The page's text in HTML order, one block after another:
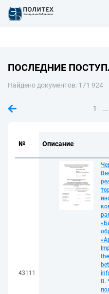
ПОСЛЕДНИЕ
Найдено документов: 171 924
1 ...
№ Описание
43111
В.